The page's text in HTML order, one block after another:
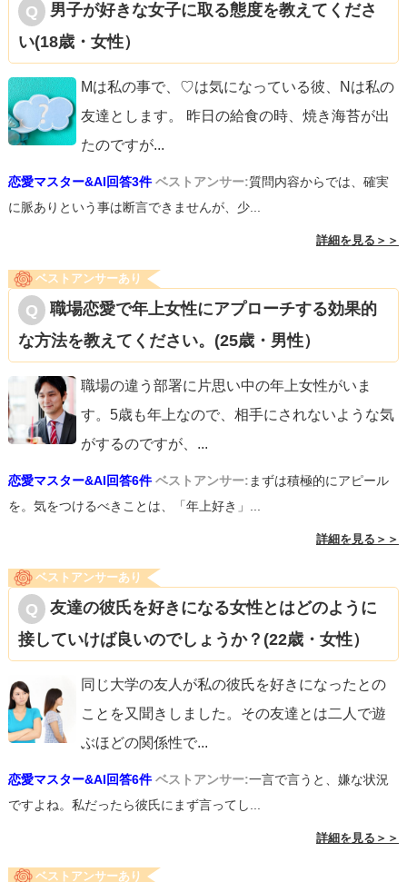
男子が好きな女子に取る態度を教えてくださ
い(18歳・女性）
Mは私の事で、♡は気になっている彼、Nは私の
友達とします。 昨日の給食の時、焼き海苔が出
たのですが...
恋愛マスター&AI回答3件 ベストアンサー:質問内容からでは、確実
に脈ありという事は断言できませんが、少...
詳細を見る＞＞
ベストアンサーあり
職場恋愛で年上女性にアプローチする効果的
な方法を教えてください。(25歳・男性）
職場の違う部署に片思い中の年上女性がいま
す。5歳も年上なので、相手にされないような気
がするのですが、 ...
恋愛マスター&AI回答6件 ベストアンサー:まずは積極的にアピール
を。気をつけるべきことは、「年上好き」...
詳細を見る＞＞
ベストアンサーあり
友達の彼氏を好きになる女性とはどのように
接していけば良いのでしょうか？(22歳・女性）
同じ大学の友人が私の彼氏を好きになったとの
ことを又聞きしました。その友達とは二人で遊
ぶほどの関係性で...
恋愛マスター&AI回答6件 ベストアンサー:一言で言うと、嫌な状況
ですよね。私だったら彼氏にまず言ってし...
詳細を見る＞＞
ベストアンサーあり